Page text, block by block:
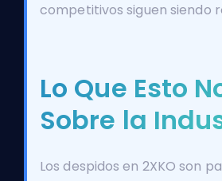
competitivos siguen siendo
Lo Que Esto
Sobre la
Los despidos en 2XKO son